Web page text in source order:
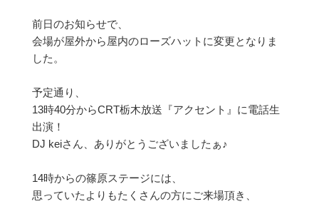
前日のお知らせで、
会場が屋外から屋内のローズハットに変更となりま
した。
予定通り、
13時40分からCRT栃木放送『アクセント』に電話生
出演！
DJ keiさん、ありがとうございましたぁ♪
14時からの篠原ステージには、
思っていたよりもたくさんの方にご来場頂き、